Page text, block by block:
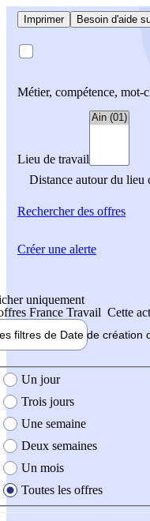
Imprimer Besoin d'aide
Métier, compétence, mot-
Lieu de travail
Distance autour du lieu
Rechercherdes offres
uniquement
France Travail Cette
filtres de Date de création
création de l'offre
Un jour
Trois jours
Une semaine
Deux semaines
Un mois
Toutes les offres
Créer une alerte